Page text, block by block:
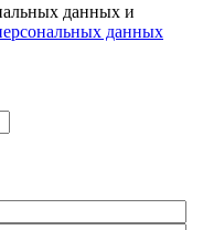
данных и
данных